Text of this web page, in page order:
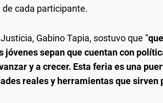
de cada participante.
Gabino Tapia, sostuvo que “
jóvenes sepan que cuentan con
y a crecer. Esta feria es una
reales y herramientas que sirven